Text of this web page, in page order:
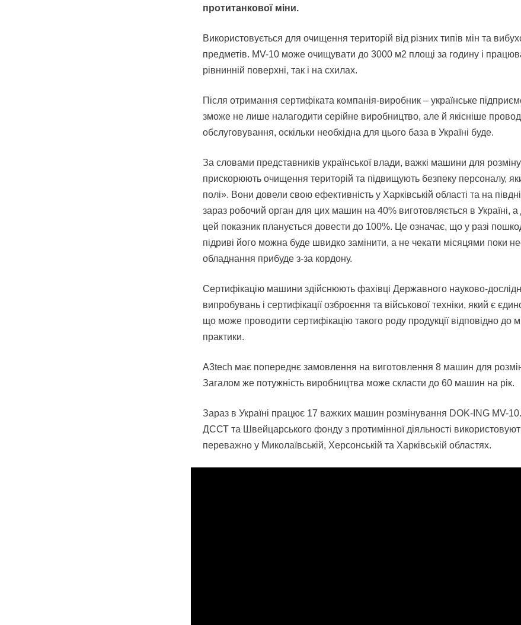
протитанкової міни.
Використовується для очищення територій від різних типів мін та
предметів. MV-10 може очищувати до 3000 м2 площі за годину і
рівнинній поверхні, так і на схилах.
Після отримання сертифіката компанія-виробник – українське
зможе не лише налагодити серійне виробництво, але й якісніше
обслуговування, оскільки необхідна для цього база в Україні буде.
За словами представників української влади, важкі машини для
прискорюють очищення територій та підвищують безпеку персоналу,
полі». Вони довели свою ефективність у Харківській області та на
зараз робочий орган для цих машин на 40% виготовляється в Україні, а
цей показник планується довести до 100%. Це означає, що у разі
підриві його можна буде швидко замінити, а не чекати місяцями поки
обладнання прибуде з-за кордону.
Сертифікацію машини здійснюють фахівці Державного науково-
випробувань і сертифікації озброєння та військової техніки, який є
що може проводити сертифікацію такого роду продукції відповідно до
практики.
A3tech має попереднє замовлення на виготовлення 8 машин для
Загалом же потужність виробництва може скласти до 60 машин на рік.
Зараз в Україні працює 17 важких машин розмінування DOK-ING MV-
ДССТ та Швейцарського фонду з протимінної діяльності
переважно у Миколаївській, Херсонській та Харківській областях.